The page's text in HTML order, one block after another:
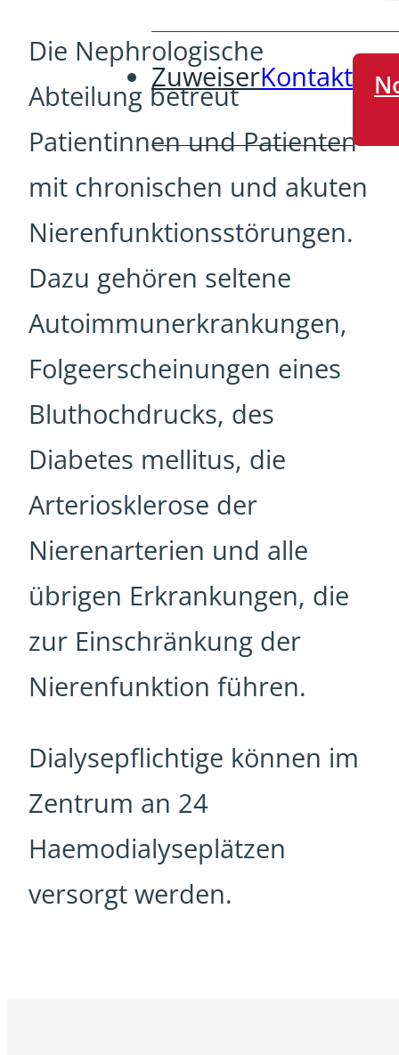
ZuweiserKontakt
Die Nephrologische
Abteilung betreut
Patientinnen und Patienten
mit chronischen und akuten
Nierenfunktionsstörungen.
Dazu gehören seltene
Autoimmunerkrankungen,
Folgeerscheinungen eines
Bluthochdrucks, des
Diabetes mellitus, die
Arteriosklerose der
Nierenarterien und alle
übrigen Erkrankungen, die
zur Einschränkung der
Nierenfunktion führen.
Dialysepflichtige können im
Zentrum an 24
Haemodialyseplätzen
versorgt werden.